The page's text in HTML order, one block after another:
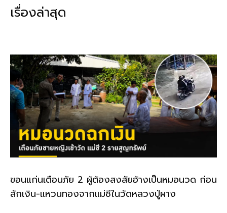
k
เรื่องล่าสุด
ขอนแก่นเตือนภัย 2 ผู้ต้องสงสัยอ้างเป็นหมอนวด ก่อน
ลักเงิน-แหวนทองจากแม่ชีในวัดหลวงปู่ผาง